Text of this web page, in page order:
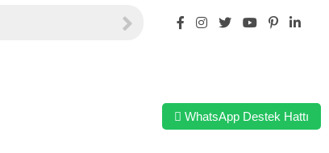
WhatsApp Destek Hattı